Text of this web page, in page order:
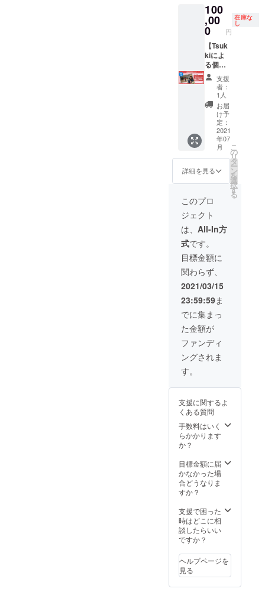
しかね
ますの
で、何
卒ご了
承くだ
さい。
す。
受注生
産のた
め、お
届けに
お時間
をいた
だきま
す。 ※
ご支援
確定後
の返
金・
キャン
セル・
交換
は、対
応いた
で、何
承くだ
さい。
場合が
ござい
ます。
※日時及
び場所
につい
ては、
担当者
を通じ
てご連
絡させ
て頂き
別途ご
相談と
なりま
す。 ※
ご支援
確定後
キャン
交換
は、対
応いた
しかね
ますの
で、何
卒ご了
承くだ
費は支
援者様
の自己
負担と
なりま
す。 ※
映像内
容は制
作ス
タッフ
の一任
となり
ます。
※完成し
た映像
はmp4
形式で
メール
頂きま
※Tsukki
の学業
や大会
（準備
含め）
の予定
によ
り、実
に時間
を頂く
場合が
ござい
ます。
※インタ
ビュー
時及び
場所に
ついて
は、担
当者を
通じて
頂き別
途ご相
談とな
ご支援
確定後
の返
金・
セル・
は、対
応いた
ロース
トビー
フソー
スは7～
9個付き
です(お
肉の個
数分)。
※Tsukki
による
ダンス
動画を
mp4形
式で
メール
にて送
らせて
いただ
ステッ
カー
サイ
ズ：約
H5cm×
W10cm
デザ
インは
変更に
なる場
合がご
ざいま
す。
受注生
産のた
め、お
届けに
お時間
す。 ※
ご支援
確定後
の返
金・
キャン
は、対
応いた
しかね
卒ご了
承くだ
さい。
・お礼
ダンス
動画
（30
秒） ・
オリジ
ナル ス
テッ
カー（1
枚） ※
直筆サ
イン入
りは
パー
カー・T
シャツ
のみと
なりま
す。 ※
パー
カー
デザイ
ンは前
面のみ
です。
サイ
ズは大
人
M,L,XL
よりお
選び下
さい。
※Tシャ
ツ デ
ザイン
は前面
のみで
す。
S,M,Lよ
び下さ
い。
※Tsukki
による
ダンス
mp4形
式で
メール
にて送
いただ
きま
す。 ※
ステッ
サイ
ズ：約
H5cm×
W10cm
100
,00
0 円
在庫な
し
【Tsuk
kiによ
る個人
レッス
ン】
※Tsukki
のプラ
イベー
トレッ
スンを
受講す
ること
ができ
ます。
Tsukki
の同伴
者も参
加いた
しま
す。 ※
未経験
者も大
歓迎で
す。 ※
レッス
ンは約2
時間。
※レッス
ンの場
所は関
西近郊
となり
ます。
※レッス
の交通
レッス
ン場所
の費用
は支援
者様の
担とな
りま
す。
※Tsukki
や大会
（準備
含め）
の予定
り、実
施まで
に時間
を頂く
支援
者：
1人
お届
け予
定：
2021
年07
月
詳細を見る
こ
の
リ
タ
ー
ン
を
選
択
す
る
このプロ
ジェクト
は、 All-In方
式です。
目標金額に
関わらず、
2021/03/15
23:59:59ま
でに集まっ
た金額が
ファンディ
ングされま
す。
支援に関するよ
くある質問
手数料はいく
らかかります
か？
目標金額に届
かなかった場
合どうなりま
すか？
支援で困った
時はどこに相
談したらいい
ですか？
ヘルプページを
見る